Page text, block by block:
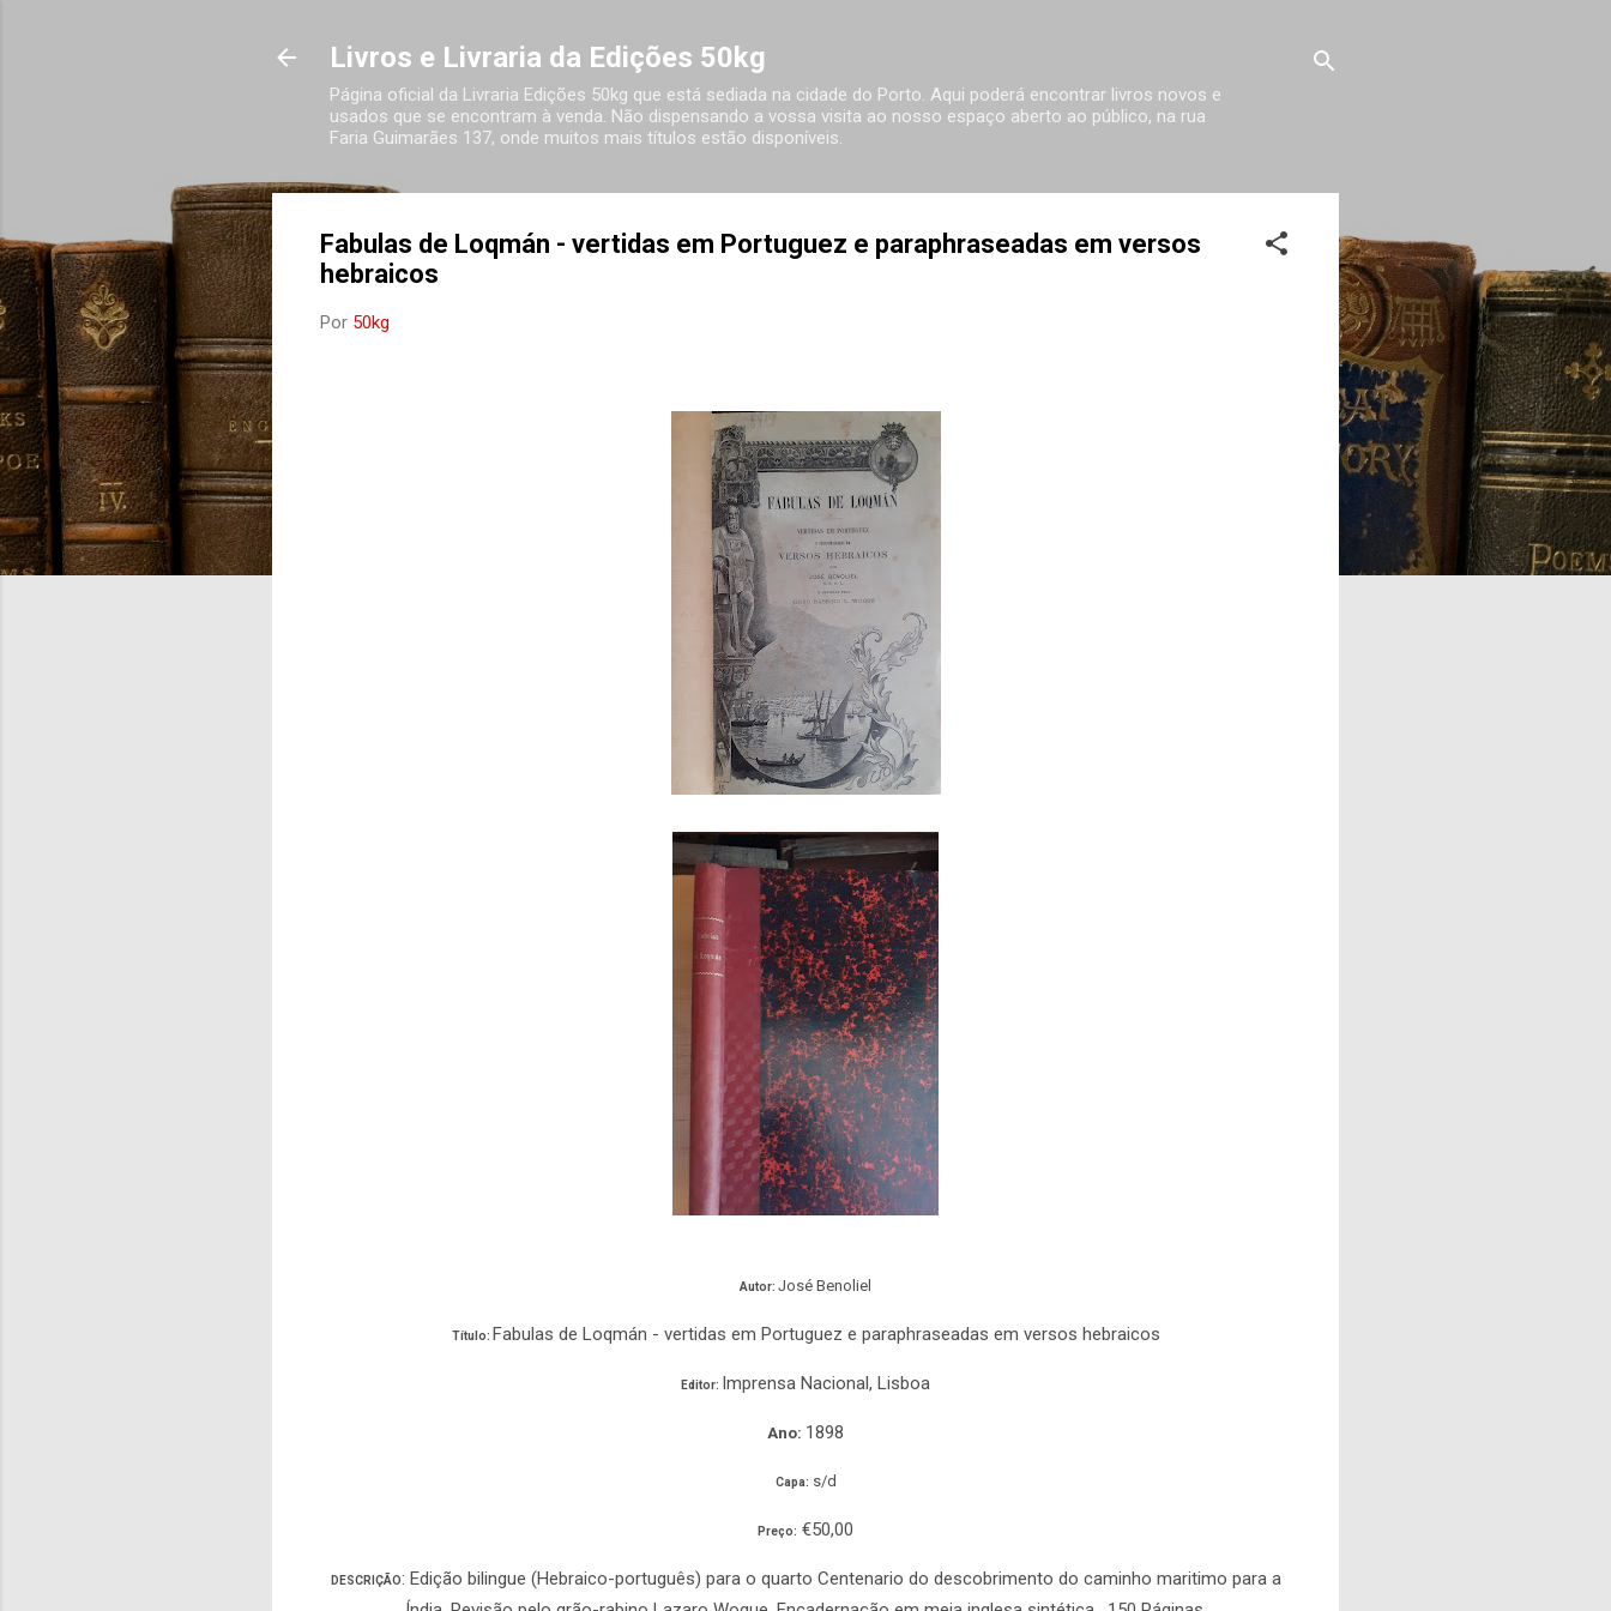
Livros e Livraria da Edições 50kg
Página oficial da Livraria Edições 50kg que está sediada na cidade do Porto. Aqui poderá encontrar livros novos e
usados que se encontram à venda. Não dispensando a vossa visita ao nosso espaço aberto ao público, na rua
Faria Guimarães 137, onde muitos mais títulos estão disponíveis.
Fabulas de Loqmán - vertidas em Portuguez e paraphraseadas em versos
hebraicos
Por 50kg
Autor: José Benoliel
Título: Fabulas de Loqmán - vertidas em Portuguez e paraphraseadas em versos hebraicos
Editor: Imprensa Nacional, Lisboa
Ano: 1898
Capa: s/d
Preço: €50,00
DESCRIÇÃO: Edição bilingue (Hebraico-português) para o quarto Centenario do descobrimento do caminho maritimo para a